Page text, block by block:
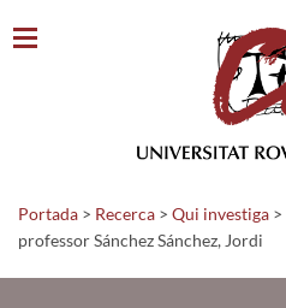
Portada > Recerca > Qui investiga >
professor Sánchez Sánchez, Jordi